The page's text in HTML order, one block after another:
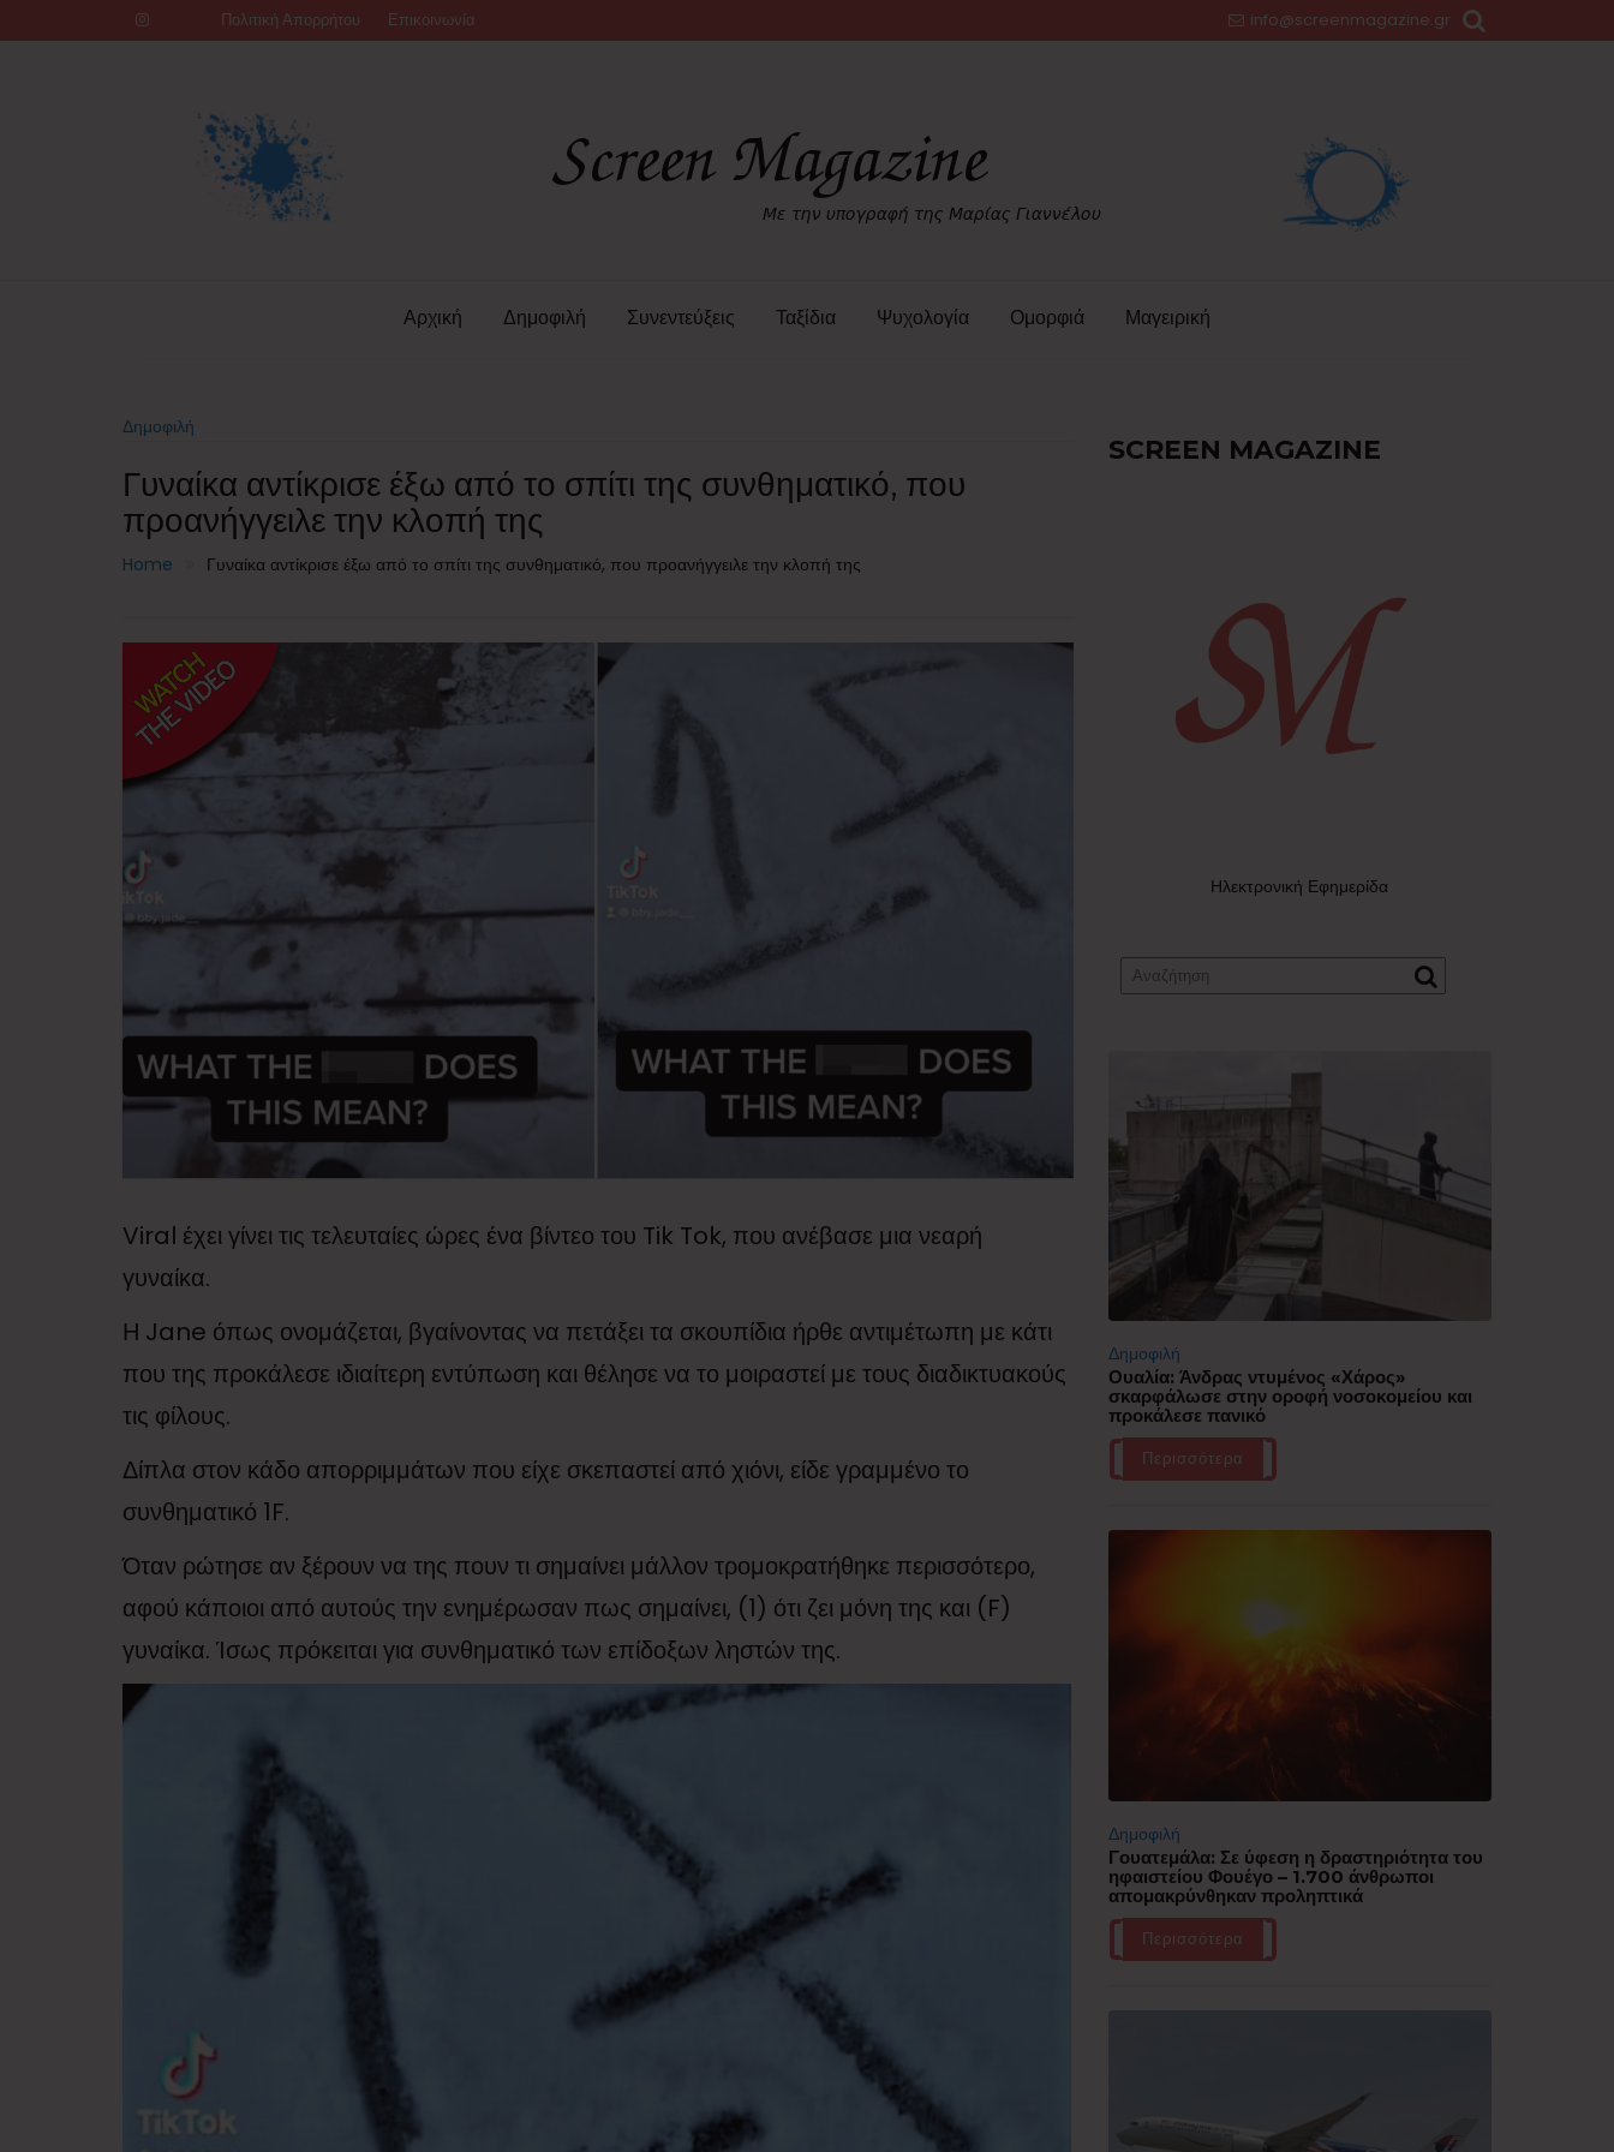
to
Πολιτική Απορρήτου Επικοινωνία info@screenmagazine.gr
Αρχική Δημοφιλή Συνεντεύξεις Ταξίδια Ψυχολογία Ομορφιά Μαγειρική
Δημοφιλή
Γυναίκα αντίκρισε έξω από το σπίτι της συνθηματικό, που
προανήγγειλε την κλοπή της
Home Γυναίκα αντίκρισε έξω από το σπίτι της συνθηματικό, που προανήγγειλε την κλοπή της
Viral έχει γίνει τις τελευταίες ώρες ένα βίντεο του Tik Tok, που ανέβασε μια νεαρή
γυναίκα.
Η Jane όπως ονομάζεται, βγαίνοντας να πετάξει τα σκουπίδια ήρθε αντιμέτωπη με κάτι
που της προκάλεσε ιδιαίτερη εντύπωση και θέλησε να το μοιραστεί με τους διαδικτυακούς
τις φίλους.
Δίπλα στον κάδο απορριμμάτων που είχε σκεπαστεί από χιόνι, είδε γραμμένο το
συνθηματικό 1F.
Όταν ρώτησε αν ξέρουν να της πουν τι σημαίνει μάλλον τρομοκρατήθηκε περισσότερο,
αφού κάποιοι από αυτούς την ενημέρωσαν πως σημαίνει, (1) ότι ζει μόνη της και (F)
γυναίκα. Ίσως πρόκειται για συνθηματικό των επίδοξων ληστών της.
SCREEN MAGAZINE
Ηλεκτρονική Εφημερίδα
Δημοφιλή
Ουαλία: Άνδρας ντυμένος «Χάρος»
σκαρφάλωσε στην οροφή νοσοκομείου και
προκάλεσε πανικό
Περισσότερα
Δημοφιλή
Γουατεμάλα: Σε ύφεση η δραστηριότητα του
ηφαιστείου Φουέγο – 1.700 άνθρωποι
απομακρύνθηκαν προληπτικά
Περισσότερα